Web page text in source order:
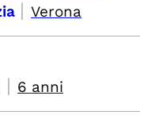
| Verona
| 6 anni